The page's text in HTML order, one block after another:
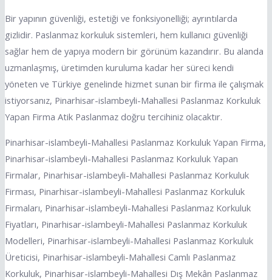
Bir yapının güvenliği, estetiği ve fonksiyonelliği; ayrıntılarda
gizlidir. Paslanmaz korkuluk sistemleri, hem kullanıcı güvenliği
sağlar hem de yapıya modern bir görünüm kazandırır. Bu alanda
uzmanlaşmış, üretimden kuruluma kadar her süreci kendi
yöneten ve Türkiye genelinde hizmet sunan bir firma ile çalışmak
istiyorsanız, Pinarhisar-islambeyli-Mahallesi Paslanmaz Korkuluk
Yapan Firma Atik Paslanmaz doğru tercihiniz olacaktır.
Pinarhisar-islambeyli-Mahallesi Paslanmaz Korkuluk Yapan Firma,
Pinarhisar-islambeyli-Mahallesi Paslanmaz Korkuluk Yapan
Firmalar, Pinarhisar-islambeyli-Mahallesi Paslanmaz Korkuluk
Firması, Pinarhisar-islambeyli-Mahallesi Paslanmaz Korkuluk
Firmaları, Pinarhisar-islambeyli-Mahallesi Paslanmaz Korkuluk
Fiyatları, Pinarhisar-islambeyli-Mahallesi Paslanmaz Korkuluk
Modelleri, Pinarhisar-islambeyli-Mahallesi Paslanmaz Korkuluk
Üreticisi, Pinarhisar-islambeyli-Mahallesi Camlı Paslanmaz
Korkuluk, Pinarhisar-islambeyli-Mahallesi Dış Mekân Paslanmaz